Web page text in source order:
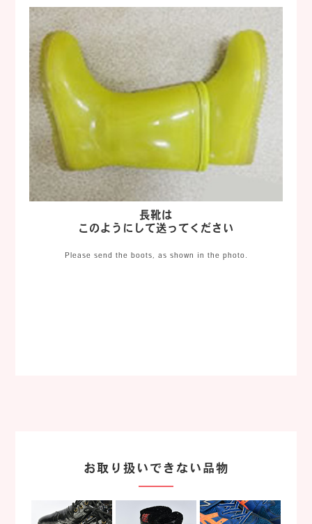
長靴は
このようにして送ってください
Please send the boots, as shown in the photo.
お取り扱いできない品物